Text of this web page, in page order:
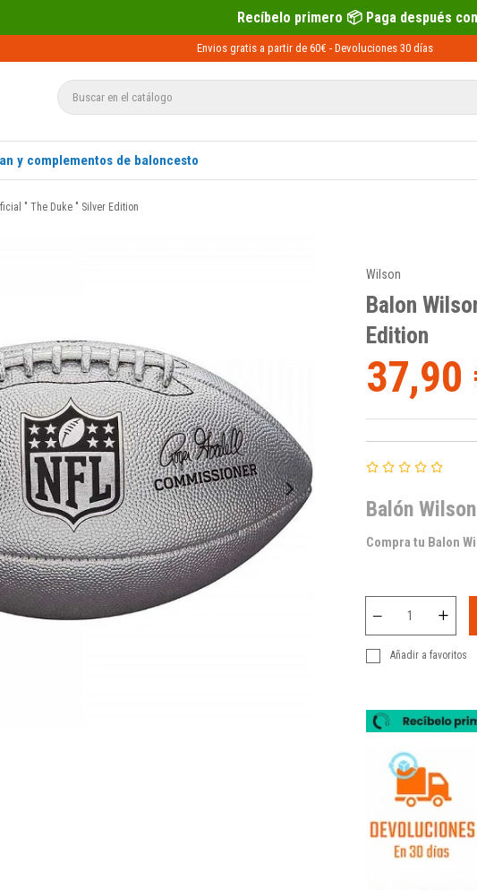
Recíbelo primero 📦 Paga después con Sequra 💶
Envios gratis a partir de 60€ - Devoluciones 30 días
y complementos de baloncesto
" The Duke " Silver Edition
Wilson
Balon
Edition
37,90
Balón
Compra tu Balon
Añadir a favoritos